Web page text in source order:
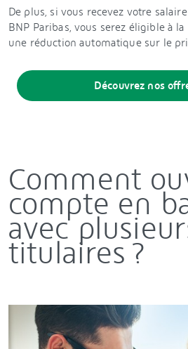
De plus, si vous recevez votre
BNP Paribas, vous serez éligible à
une réduction automatique sur le
Découvrez nos
Comment
compte en
avec
titulaires ?